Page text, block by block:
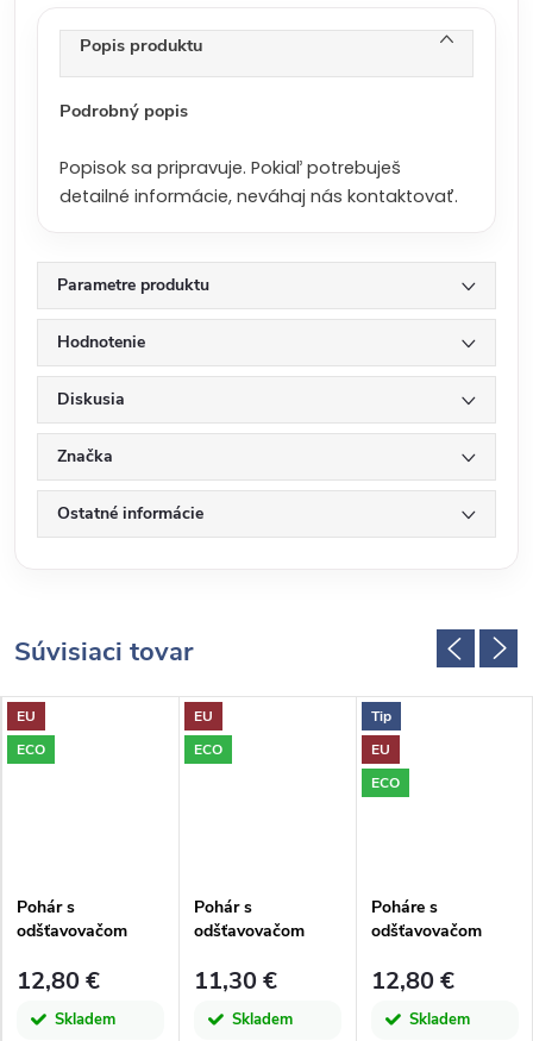
Popis produktu
Podrobný popis
Popisok sa pripravuje. Pokiaľ potrebuješ
detailné informácie, neváhaj nás kontaktovať.
Parametre produktu
Hodnotenie
Diskusia
Značka
Ostatné informácie
Súvisiaci tovar
EU
ECO
Pohár s
odšťavovačom
tmavo ružová|San
12,80 €
Skladem
EU
ECO
Pohár s
odšťavovačom
číra|San Miguel
11,30 €
Skladem
Tip
EU
ECO
Poháre s
odšťavovačom
modrá|San Miguel
12,80 €
Skladem